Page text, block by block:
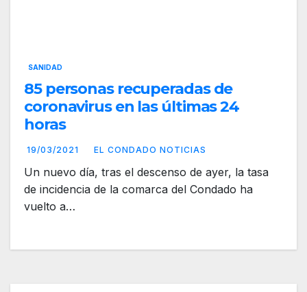
SANIDAD
85 personas recuperadas de
coronavirus en las últimas 24
horas
19/03/2021 EL CONDADO NOTICIAS
Un nuevo día, tras el descenso de ayer, la tasa
de incidencia de la comarca del Condado ha
vuelto a…